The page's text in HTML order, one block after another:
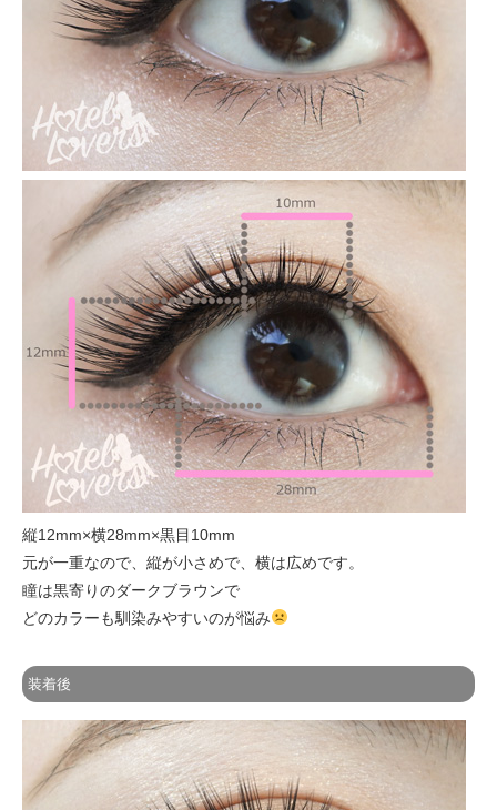
縦12mm×横28mm×黒目10mm
元が一重なので、縦が小さめで、横は広めです。
瞳は黒寄りのダークブラウンで
どのカラーも馴染みやすいのが悩み
装着後